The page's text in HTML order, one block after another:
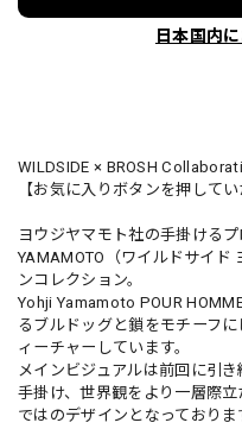
日本国内
WILDSIDE × BROSH
【お気に入りボタンを押して
ヨウジヤマモト社の手掛ける
YAMAMOTO（ワイルドサイド
ンコレクション。
Yohji Yamamoto POUR
るブルドッグと鎖をモチーフ
ィーチャーしています。
メインビジュアルは前回に引
手掛け、世界観をより一層際
ではのデザインとなっておりま